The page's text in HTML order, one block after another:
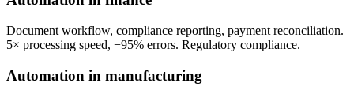
Document workflow, compliance reporting, payment reconciliation.
5× processing speed, −95% errors. Regulatory compliance.
Automation in manufacturing